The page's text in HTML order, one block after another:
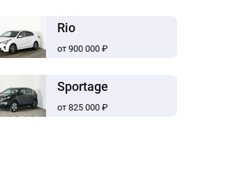
Rio
от 900 000 ₽
Sportage
от 825 000 ₽